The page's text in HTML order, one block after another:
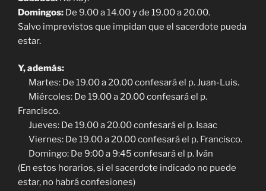
Domingos: De 9.00 a 14.00 y de 19.00 a 20.00.
Salvo imprevistos que impidan que el sacerdote pueda
estar.
Y, además:
Martes: De 19.00 a 20.00 confesará el p. Juan-Luis.
Miércoles: De 19.00 a 20.00 confesará el p.
Francisco.
Jueves: De 19.00 a 20.00 confesará el p. Isaac
Viernes: De 19.00 a 20.00 confesará el p. Francisco.
Domingo: De 9:00 a 9:45 confesará el p. Iván
(En estos horarios, si el sacerdote indicado no puede
estar, no habrá confesiones)